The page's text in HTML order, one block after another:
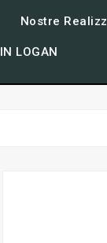
Nostre
LOGAN